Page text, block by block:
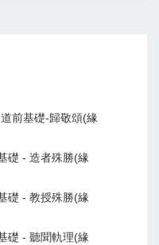
前基礎-歸敬頌(緣
礎 - 造者殊勝(緣
礎 - 教授殊勝(緣
礎 - 聽聞軌理(緣